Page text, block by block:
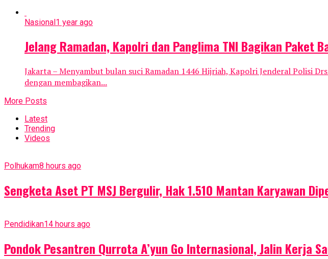
Nasional1 year ago
Jelang Ramadan, Kapolri dan Panglima TNI Bagikan Paket
Jakarta – Menyambut bulan suci Ramadan 1446 Hijriah, Kapolri Jenderal Polisi
dengan membagikan...
More Posts
Latest
Trending
Videos
Polhukam8 hours ago
Sengketa Aset PT MSJ Bergulir, Hak 1.510 Mantan Karyawan
Pendidikan14 hours ago
Pondok Pesantren Qurrota A’yun Go Internasional, Jalin Kerja